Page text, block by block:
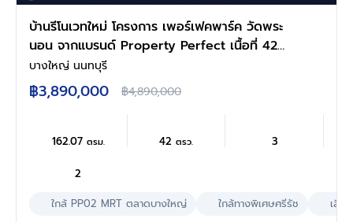
บ้านรีโนเวทใหม่ โครงการ เพอร์เฟคพาร์ค วัดพระ
นอน จากแบรนด์ Property Perfect เนื้อที่ 42
ตร.ว. พื้นที่ใช้สอย 162.07 ตร.ม. ฟังก์ชัน 3 ห้อง
นอน 2 ห้องน้ำ 2 ที่จอดรถ พร้อม Facilities ครบ
ครัน บนทำเลเชื่อมต่อถนนกาญจนาฯ ใกล้ทางด่วน
"ศรีรัช" เซ็นทรัลเวสต์เกต และรถไฟฟ้าสายสีม่วง
"สถานีตลาดบางใหญ่"
บางใหญ่ นนทบุรี
฿3,890,000 ฿4,890,000
162.07 ตรม. 42ตรว. 3
2
ใกล้ PP02 MRT ตลาดบางใหญ่
ใกล้ทางพิเศษศรีรัช เลี้ย